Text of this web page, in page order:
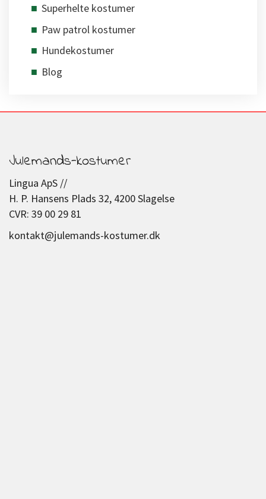
Superhelte kostumer
Paw patrol kostumer
Hundekostumer
Blog
Julemands-kostumer
Lingua ApS //
H. P. Hansens Plads 32, 4200 Slagelse
CVR: 39 00 29 81
kontakt@julemands-kostumer.dk